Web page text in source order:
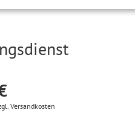
Versandkosten